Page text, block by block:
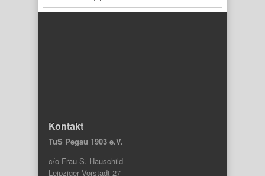
Kontakt
TuS Pegau 1903 e.V.
c/o Frau S. Hauschild
Leipziger Vorstadt 27